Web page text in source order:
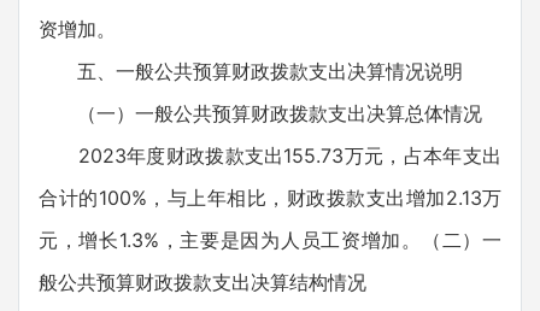
资增加。
五、一般公共预算财政拨款支出决算情况说明
（一）一般公共预算财政拨款支出决算总体情况
2023年度财政拨款支出155.73万元，占本年支出
合计的100%，与上年相比，财政拨款支出增加2.13万
元，增长1.3%，主要是因为人员工资增加。（二）一
般公共预算财政拨款支出决算结构情况